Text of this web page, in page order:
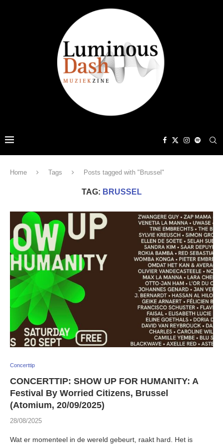
Home Tags Posts tagged with "Brussel"
TAG: BRUSSEL
Concerttip
CONCERTTIP: SHOW UP FOR HUMANITY: A
Festival By Worried Citizens, Brussel
(Atomium, 20/09/2025)
28/08/2025
Wat er momenteel in de wereld gebeurt, raakt hard. Het is